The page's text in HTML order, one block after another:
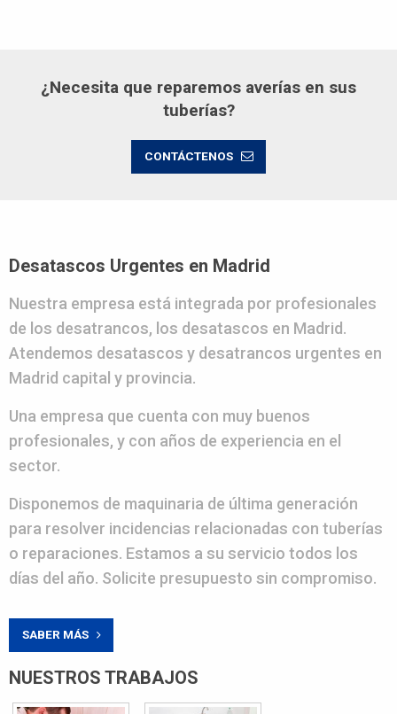
¿Necesita que reparemos averías en sus
tuberías?
CONTÁCTENOS
Desatascos Urgentes en Madrid
Nuestra empresa está integrada por profesionales
de los desatrancos, los desatascos en Madrid.
Atendemos desatascos y desatrancos urgentes en
Madrid capital y provincia.
Una empresa que cuenta con muy buenos
profesionales, y con años de experiencia en el
sector.
Disponemos de maquinaria de última generación
para resolver incidencias relacionadas con tuberías
o reparaciones. Estamos a su servicio todos los
días del año. Solicite presupuesto sin compromiso.
SABER MÁS
NUESTROS TRABAJOS